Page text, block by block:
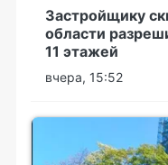
Застройщику
области
11 этажей
вчера, 15:52